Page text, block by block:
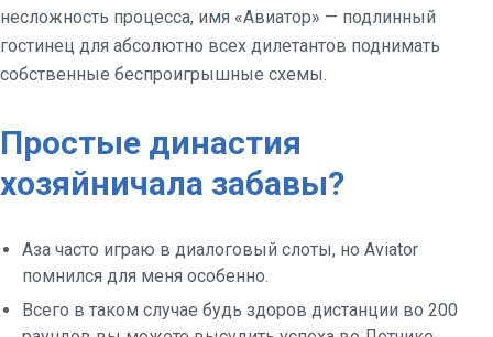
несложность процесса, имя «Авиатор» — подлинный
гостинец для абсолютно всех дилетантов поднимать
собственные беспроигрышные схемы.
Простые династия
хозяйничала забавы?
Аза часто играю в диалоговый слоты, но Aviator
помнился для меня особенно.
Всего в таком случае будь здоров дистанции во 200